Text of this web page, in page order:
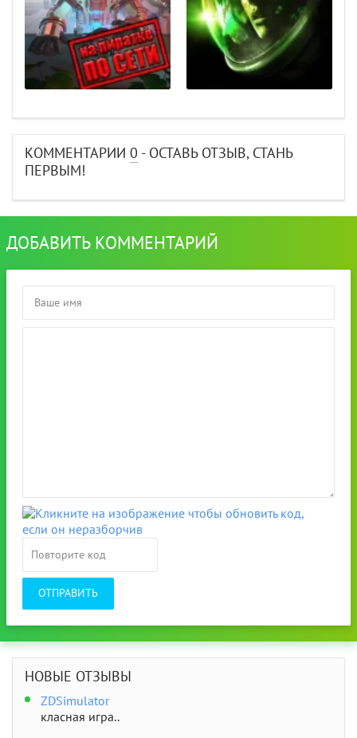
КОММЕНТАРИИ 0 - ОСТАВЬ ОТЗЫВ, СТАНЬ
ПЕРВЫМ!
ДОБАВИТЬ КОММЕНТАРИЙ
ОТПРАВИТЬ
НОВЫЕ ОТЗЫВЫ
ZDSimulator
класная игра..